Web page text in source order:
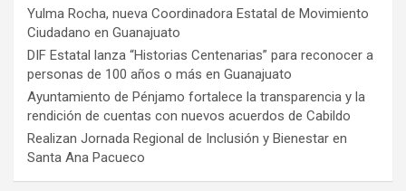
Yulma Rocha, nueva Coordinadora Estatal de Movimiento
Ciudadano en Guanajuato
DIF Estatal lanza “Historias Centenarias” para reconocer a
personas de 100 años o más en Guanajuato
Ayuntamiento de Pénjamo fortalece la transparencia y la
rendición de cuentas con nuevos acuerdos de Cabildo
Realizan Jornada Regional de Inclusión y Bienestar en
Santa Ana Pacueco